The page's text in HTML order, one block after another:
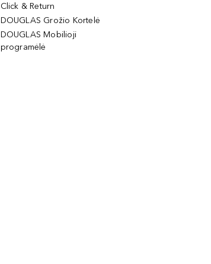
Click & Return
DOUGLAS Grožio Kortelė
DOUGLAS Mobilioji
programėlė